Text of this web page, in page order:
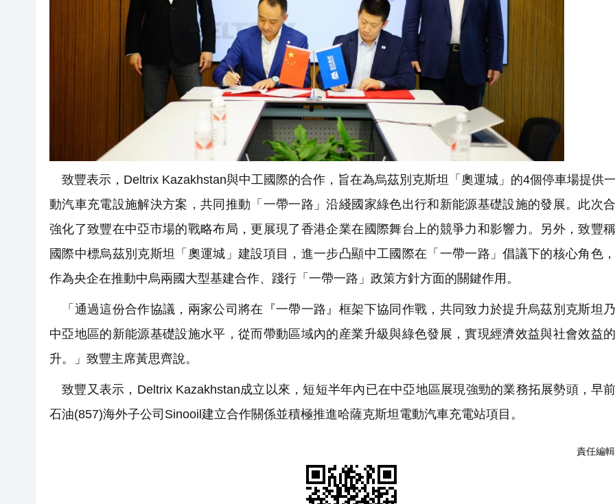
致豐表示，Deltrix Kazakhstan與中工國際的合作，旨在為烏茲別克斯坦「奧運城」的4個停車場提供
動汽車充電設施解決方案，共同推動「一帶一路」沿綫國家綠色出行和新能源基礎設施的發展。此次
強化了致豐在中亞市場的戰略布局，更展現了香港企業在國際舞台上的競爭力和影響力。另外，致豐
國際中標烏茲別克斯坦「奧運城」建設項目，進一步凸顯中工國際在「一帶一路」倡議下的核心角色
作為央企在推動中烏兩國大型基建合作、踐行「一帶一路」政策方針方面的關鍵作用。
「通過這份合作協議，兩家公司將在『一帶一路』框架下協同作戰，共同致力於提升烏茲別克斯坦
中亞地區的新能源基礎設施水平，從而帶動區域內的産業升級與綠色發展，實現經濟效益與社會效益
升。」致豐主席黃思齊說。
致豐又表示，Deltrix Kazakhstan成立以來，短短半年內已在中亞地區展現強勁的業務拓展勢頭，早
石油(857)海外子公司Sinooil建立合作關係並積極推進哈薩克斯坦電動汽車充電站項目。
責任編